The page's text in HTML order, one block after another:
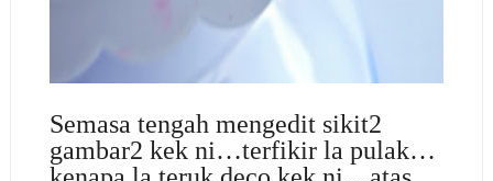
Semasa tengah mengedit sikit2
gambar2 kek ni…terfikir la pulak…